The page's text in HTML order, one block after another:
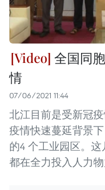
全国同
情
07/06/2021 11:44
北江目前是受新冠
疫情快速蔓延背景
的4 个工业园区。
都在全力投入人力